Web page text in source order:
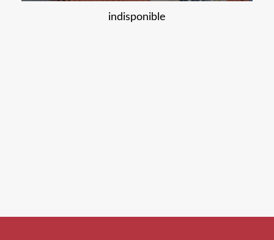
indisponible